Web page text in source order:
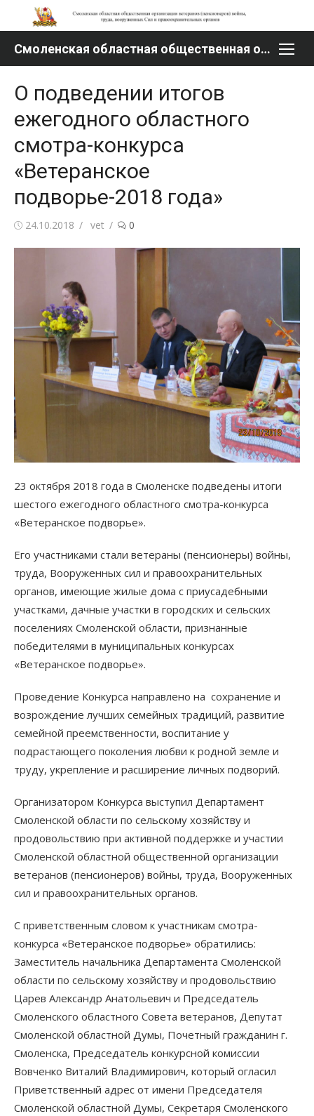
Перейти
содержимому
Смоленская областная общественная организация ветеранов (пенсионеров) войны, труда, вооруженных Сил и правоохранительных органов
О подведении итогов
ежегодного областного
смотра-конкурса
«Ветеранское
подворье-2018 года»
Опубликовано
24.10.2018 Автор
vet 0
23 октября 2018 года в Смоленске подведены итоги
шестого ежегодного областного смотра-конкурса
«Ветеранское подворье».
Его участниками стали ветераны (пенсионеры) войны,
труда, Вооруженных сил и правоохранительных
органов, имеющие жилые дома с приусадебными
участками, дачные участки в городских и сельских
поселениях Смоленской области, признанные
победителями в муниципальных конкурсах
«Ветеранское подворье».
Проведение Конкурса направлено на сохранение и
возрождение лучших семейных традиций, развитие
семейной преемственности, воспитание у
подрастающего поколения любви к родной земле и
труду, укрепление и расширение личных подворий.
Организатором Конкурса выступил Департамент
Смоленской области по сельскому хозяйству и
продовольствию при активной поддержке и участии
Смоленской областной общественной организации
ветеранов (пенсионеров) войны, труда, Вооруженных
сил и правоохранительных органов.
С приветственным словом к участникам смотра-
конкурса «Ветеранское подворье» обратились:
Заместитель начальника Департамента Смоленской
области по сельскому хозяйству и продовольствию
Царев Александр Анатольевич и Председатель
Смоленского областного Совета ветеранов, Депутат
Смоленской областной Думы, Почетный гражданин г.
Смоленска, Председатель конкурсной комиссии
Вовченко Виталий Владимирович, который огласил
Приветственный адрес от имени Председателя
Смоленской областной Думы, Секретаря Смоленского